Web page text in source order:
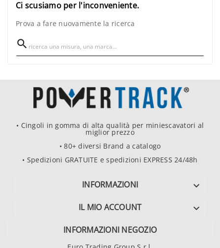
Ci scusiamo per l'inconveniente.
Prova a fare nuovamente la ricerca

• Cingoli in gomma di alta qualità per miniescavatori al
miglior prezzo
• 80+ diversi Brand a catalogo
• Spedizioni GRATUITE e spedizioni EXPRESS 24/48h
INFORMAZIONI 
IL MIO ACCOUNT 
INFORMAZIONI NEGOZIO